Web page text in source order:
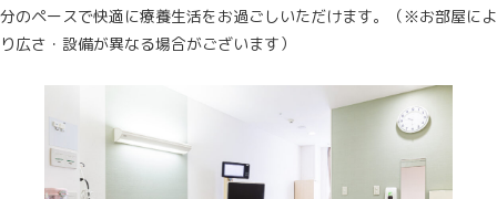
分のペースで快適に療養生活をお過ごしいただけます。（※お部屋によ
り広さ・設備が異なる場合がございます）